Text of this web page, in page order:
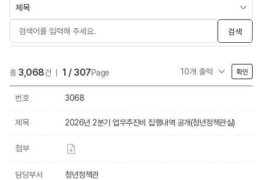
검색
총 3,068건 1 / 307Page 확인
번호 3068
제목 2026년 2분기 업무추진비 집행내역 공개(청년정책관실)
첨부
담당부서 청년정책관